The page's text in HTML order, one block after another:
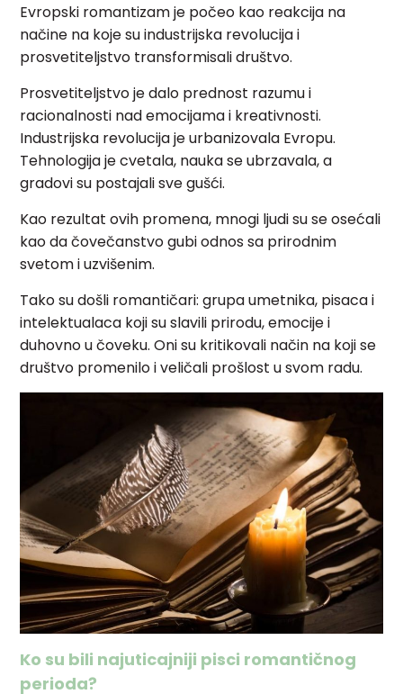
Evropski romantizam je počeo kao reakcija na
načine na koje su industrijska revolucija i
prosvetiteljstvo transformisali društvo.
Prosvetiteljstvo je dalo prednost razumu i
racionalnosti nad emocijama i kreativnosti.
Industrijska revolucija je urbanizovala Evropu.
Tehnologija je cvetala, nauka se ubrzavala, a
gradovi su postajali sve gušći.
Kao rezultat ovih promena, mnogi ljudi su se osećali
kao da čovečanstvo gubi odnos sa prirodnim
svetom i uzvišenim.
Tako su došli romantičari: grupa umetnika, pisaca i
intelektualaca koji su slavili prirodu, emocije i
duhovno u čoveku. Oni su kritikovali način na koji se
društvo promenilo i veličali prošlost u svom radu.
Ko su bili najuticajniji pisci romantičnog
perioda?